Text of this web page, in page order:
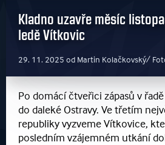
Kladno uzavře měsíc
ledě Vítkovic
29. 11. 2025 od Martin Kolačkovský/
Po domácí čtveřici zápasů v
do daleké Ostravy. Ve třetím
republiky vyzveme Vítkovice,
posledním vzájemném utkání